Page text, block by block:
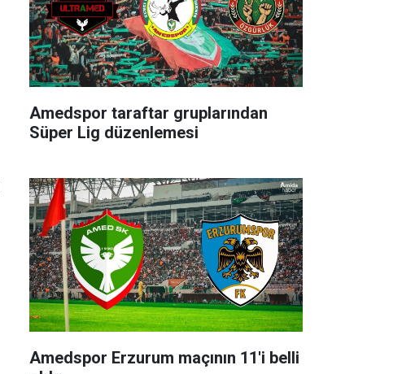
Amedspor taraftar gruplarından
Süper Lig düzenlemesi
Amedspor Erzurum maçının 11'i belli